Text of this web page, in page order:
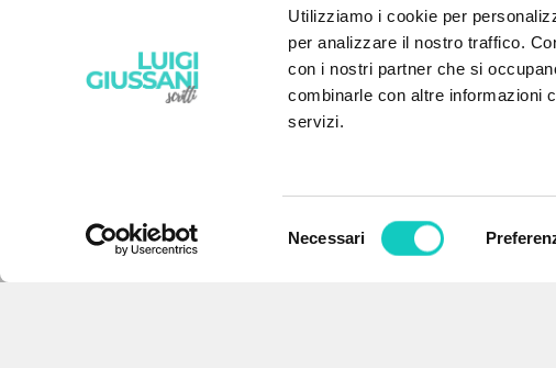
Utilizziamo i cookie per
per analizzare il nostro traffico.
con i nostri partner che si
combinarle con altre informazioni
servizi.
Necessari
IL PROGETTO